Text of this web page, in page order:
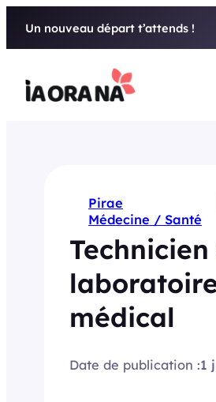
Un nouveau départ t’attends !
Pirae
Médecine / Santé
Technicien
médical
Date de publication :1